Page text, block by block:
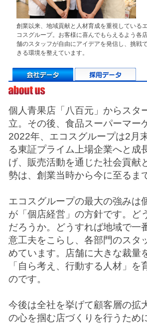
創業以来、地域貢献と人材育成を重視している
コスグループ。お客様に喜んでもらえるよう各
舗のスタッフが自由にアイデアを発信し、挑戦
きる環境を整えています。
個人青果店「八百元」からスタ
立。その後、食品スーパーマー
2022年、エコスグループは2月
る東証プライム上場企業へと成
げ、販売活動を通じた社会貢献
勢は、創業当時から今に至るま
エコスグループの最大の強みは
が「個店経営」の方針です。ど
だろうか。どうすれば地域で一
意工夫をこらし、各部門のスタ
めています。店舗に大きな裁量
「自ら考え、行動する人材」
のです。
今後は全社を挙げて顧客層の拡
の心を掴む店づくりを行うため